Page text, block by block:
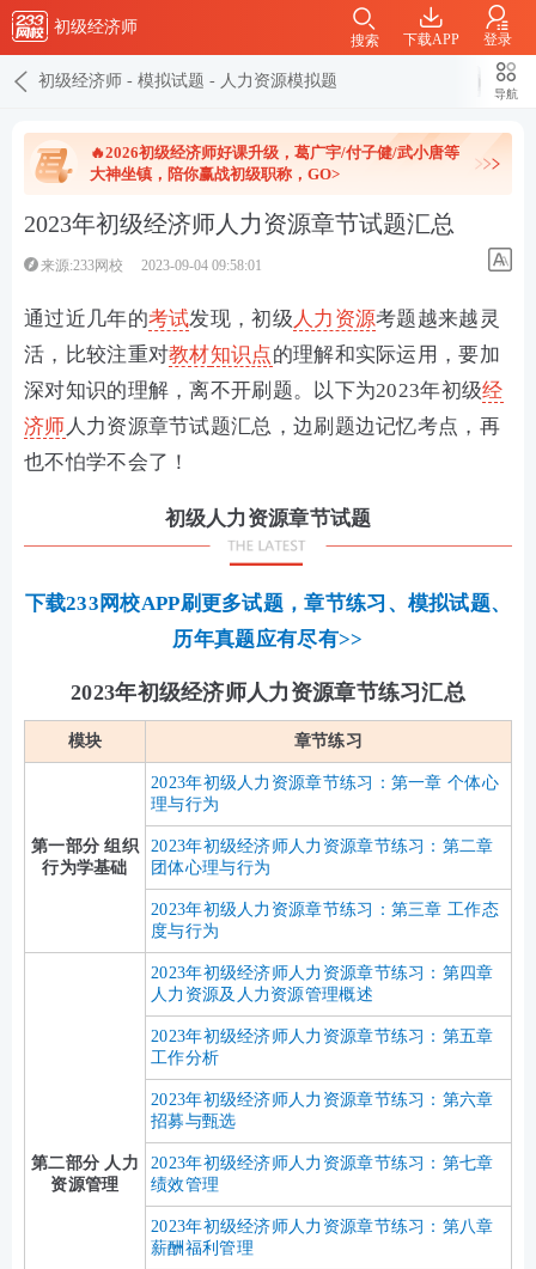
初级经济师
下载APP 登录
搜索
初级经济师 - 模拟试题 - 人力资源模拟题
导航
🔥2026初级经济师好课升级，葛广宇/付子健/武小唐等
大神坐镇，陪你赢战初级职称，GO>
2023年初级经济师人力资源章节试题汇总
来源:233网校 2023-09-04 09:58:01
通过近几年的考试发现，初级 人力资源考题越来越灵
活，比较注重对教材知识点的理解和实际运用，要加
深对知识的理解，离不开刷题。以下为2023年初级经
济师 人力资源章节试题汇总，边刷题边记忆考点，再
也不怕学不会了！
初级人力资源章节试题
下载233网校APP刷更多试题，章节练习、模拟试题、
历年真题应有尽有>>
2023年初级经济师人力资源章节练习汇总
模块 章节练习
第一部分 组织
行为学基础
2023年初级人力资源章节练习：第一章 个体心
理与行为
2023年初级经济师人力资源章节练习：第二章
团体心理与行为
2023年初级人力资源章节练习：第三章 工作态
度与行为
第二部分 人力
资源管理
2023年初级经济师人力资源章节练习：第四章
人力资源及人力资源管理概述
2023年初级经济师人力资源章节练习：第五章
工作分析
2023年初级经济师人力资源章节练习：第六章
招募与甄选
2023年初级经济师人力资源章节练习：第七章
绩效管理
2023年初级经济师人力资源章节练习：第八章
薪酬福利管理